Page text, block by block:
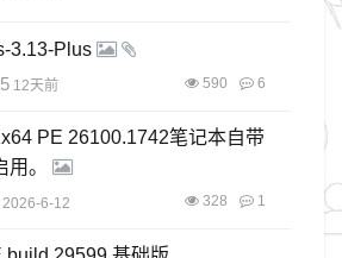
3.13-Plus
12天前 590 6
PE 26100.1742笔记本自带
用。
2026-6-12 328 1